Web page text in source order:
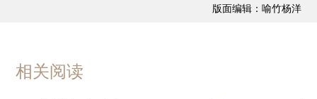
版面编辑：喻竹杨洋
相关阅读